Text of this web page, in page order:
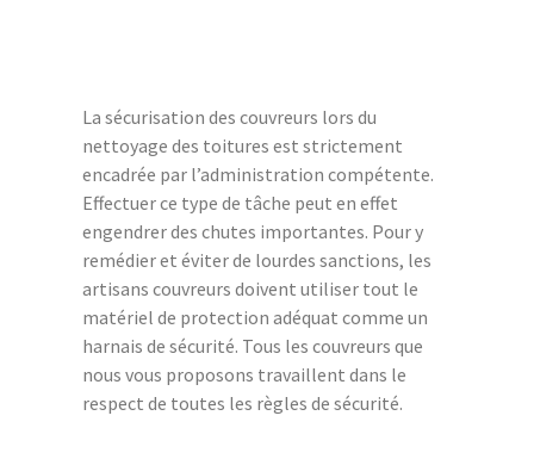
La sécurisation des couvreurs lors du
nettoyage des toitures est strictement
encadrée par l’administration compétente.
Effectuer ce type de tâche peut en effet
engendrer des chutes importantes. Pour y
remédier et éviter de lourdes sanctions, les
artisans couvreurs doivent utiliser tout le
matériel de protection adéquat comme un
harnais de sécurité. Tous les couvreurs que
nous vous proposons travaillent dans le
respect de toutes les règles de sécurité.